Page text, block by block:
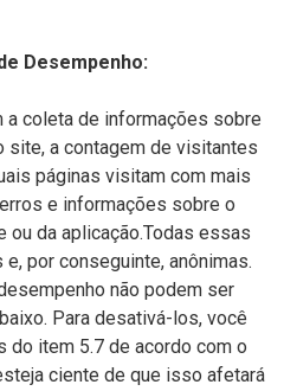
Desempenho:
coleta de informações sobre
a contagem de visitantes
páginas visitam com mais
e informações sobre o
da aplicação.Todas essas
por conseguinte, anônimas.
não podem ser
Para desativá-los, você
item 5.7 de acordo com o
ciente de que isso afetará